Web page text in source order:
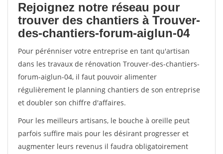
Rejoignez notre réseau pour
trouver des chantiers à Trouver-
des-chantiers-forum-aiglun-04
Pour pérénniser votre entreprise en tant qu'artisan
dans les travaux de rénovation Trouver-des-chantiers-
forum-aiglun-04, il faut pouvoir alimenter
régulièrement le planning chantiers de son entreprise
et doubler son chiffre d'affaires.
Pour les meilleurs artisans, le bouche à oreille peut
parfois suffire mais pour les désirant progresser et
augmenter leurs revenus il faudra obligatoirement